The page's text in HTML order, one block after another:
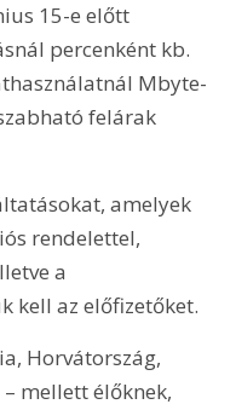
15-e előtt
percenként kb.
Mbyte-
felárak
amelyek
rendelettel,
a
kell az előfizetőket.
Horvátország,
– mellett élőknek,